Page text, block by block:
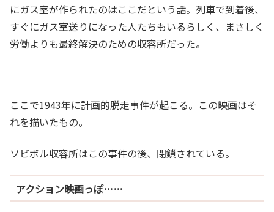
にガス室が作られたのはここだという話。列車で到着後、
すぐにガス室送りになった人たちもいるらしく、まさしく
労働よりも最終解決のための収容所だった。
ここで1943年に計画的脱走事件が起こる。この映画はそ
れを描いたもの。
ソビボル収容所はこの事件の後、閉鎖されている。
アクション映画っぽ……